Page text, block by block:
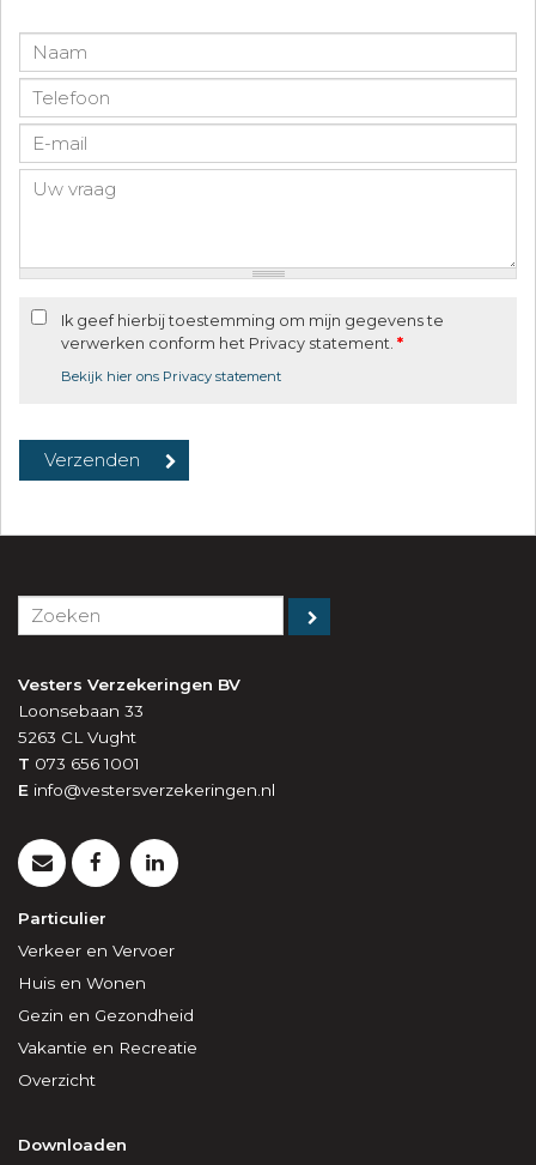
Ik geef hierbij toestemming om mijn gegevens te
verwerken conform het Privacy statement. *
Bekijk hier ons Privacy statement
Vesters Verzekeringen BV
Loonsebaan 33
5263 CL Vught
T 073 656 1001
E info@vestersverzekeringen.nl
Particulier
Verkeer en Vervoer
Huis en Wonen
Gezin en Gezondheid
Vakantie en Recreatie
Overzicht
Downloaden